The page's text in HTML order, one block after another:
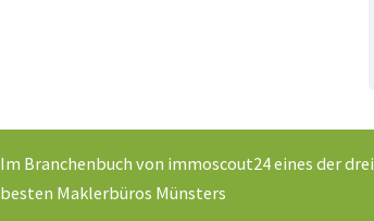
Im Branchenbuch von immoscout24 eines der drei
besten Maklerbüros Münsters